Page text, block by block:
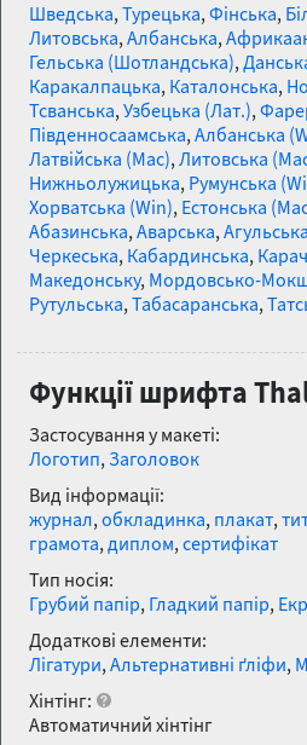
Шведська,Турецька,Фінська,
Литовська,Албанська,
Гельська (Шотландська),
Каракалпацька, Каталонська,
Тсванська,Узбецька (Лат.),
Південносаамська,Албанська
Латвійська (Mac),Литовська
Нижньолужицька, Румунська
Хорватська (Win), Естонська
Абазинська,Аварська,Агульська
Черкеська, Кабардинська,
Македонську, Мордовсько-
Рутульська,Табасаранська,
Функції шрифта
Застосування у макеті:
Логотип,Заголовок
Вид інформації:
журнал,обкладинка, плакат,
грамота,диплом,сертифікат
Тип носія:
Грубий папір, Гладкий папір,
Додаткові елементи:
Лігатури,Альтернативні ґліфи,
Хінтінг:
Автоматичний хінтінг